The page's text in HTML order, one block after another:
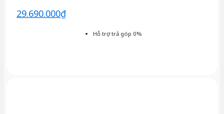
Hỗ trợ trả góp 0%
29.690.000₫